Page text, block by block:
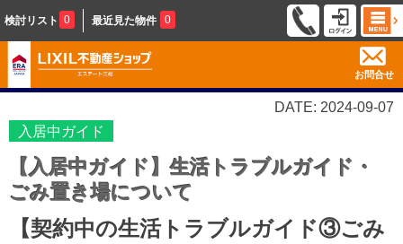
検討リスト 0 最近見た物件 0
お問合せ
DATE: 2024-09-07
入居中ガイド
【入居中ガイド】生活トラブルガイド・
ごみ置き場について
【契約中の生活トラブルガイド③ごみ